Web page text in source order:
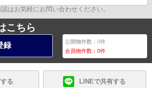
はお気軽にお問い合わせください。
こちら
録 公開物件数：0件
会員物件数：0件
る LINEで共有する